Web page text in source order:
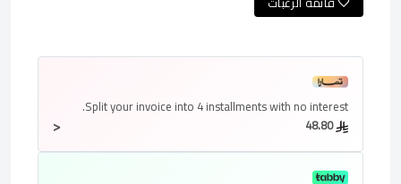
Split your invoice into 4 installmentswith no interest.
< 48.80